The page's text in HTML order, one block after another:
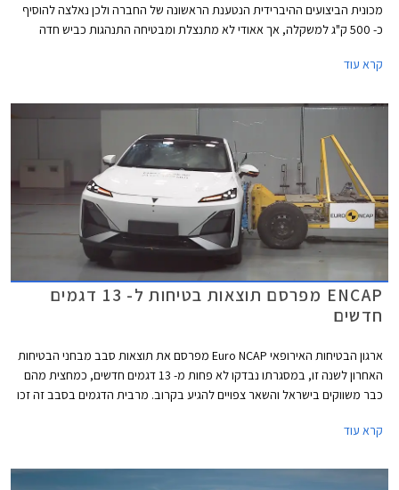
מכונית הביצועים ההיברידית הנטענת הראשונה של החברה ולכן נאלצה להוסיף
כ- 500 ק"ג למשקלה, אך אאודי לא מתנצלת ומבטיחה התנהגות כביש חדה
קרא עוד
ENCAP מפרסם תוצאות בטיחות ל- 13 דגמים
חדשים
ארגון הבטיחות האירופאי Euro NCAP מפרסם את תוצאות סבב מבחני הבטיחות
האחרון לשנה זו, במסגרתו נבדקו לא פחות מ- 13 דגמים חדשים, כמחצית מהם
כבר משווקים בישראל והשאר צפויים להגיע בקרוב. מרבית הדגמים בסבב זה זכו
קרא עוד